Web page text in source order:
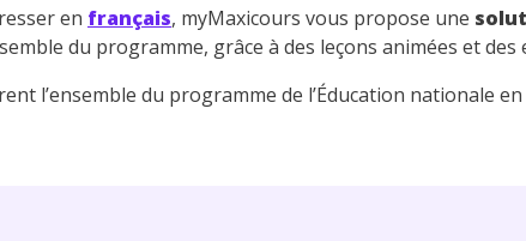
en français, myMaxicours vous propose une
du programme, grâce à des leçons animées et
l’ensemble du programme de l’Éducation nationale en